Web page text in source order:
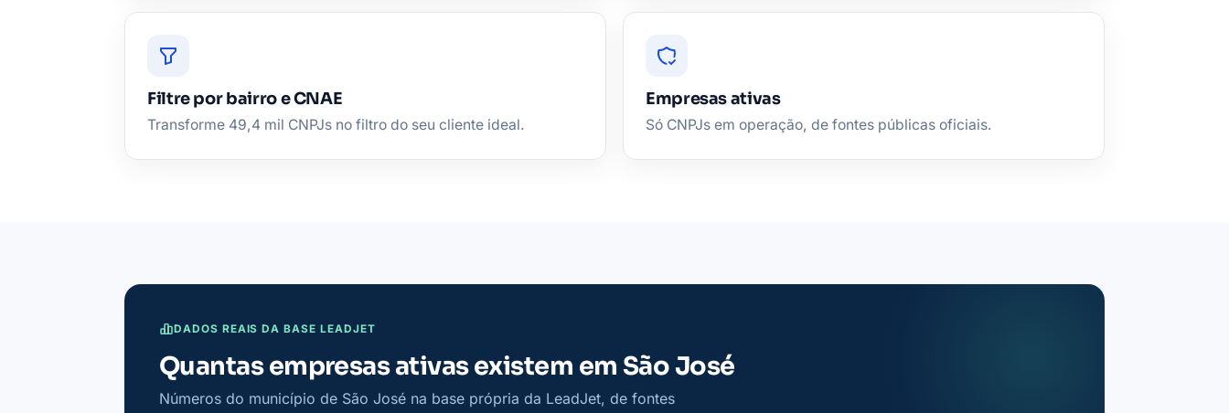
Filtre por bairro e CNAE
Transforme 49,4 mil CNPJs no filtro do seu cliente ideal.
Empresas ativas
Só CNPJs em operação, de fontes públicas oficiais.
DADOS REAIS DA BASE LEADJET
Quantas empresas ativas existem em São José
Números do município de São José na base própria da LeadJet, de fontes